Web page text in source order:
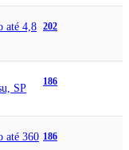
até 4,8
202
SP
186
até 360 186